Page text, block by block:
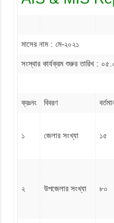
মাসের নাম : মে-২০২১
সংস্থার কার্যক্রম শুরুর তারিখ :
ক্রঃনং বিবরণ
১ জেলার সংখ্যা ১৫
২ উপজেলার সংখ্যা ৮০